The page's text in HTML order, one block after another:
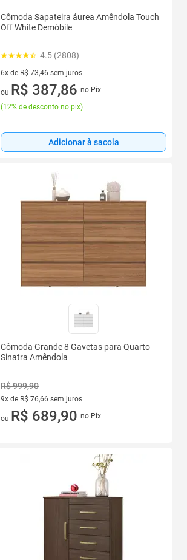
Cômoda Sapateira áurea Amêndola Touch
Off White Demóbile
4.5 (2808)
6x de R$ 73,46 sem juros
6 vez de R$ 73,46 sem juros
ou R$ 387,86 no Pix
(12% de desconto no pix)
Adicionar à sacola
Cômoda Grande 8 Gavetas para Quarto
Sinatra Amêndola
R$ 999,90
9x de R$ 76,66 sem juros
9 vez de R$ 76,66 sem juros
ou R$ 689,90 no Pix